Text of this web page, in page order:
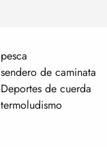
pesca
sendero de caminata
Deportes de cuerda
termoludismo